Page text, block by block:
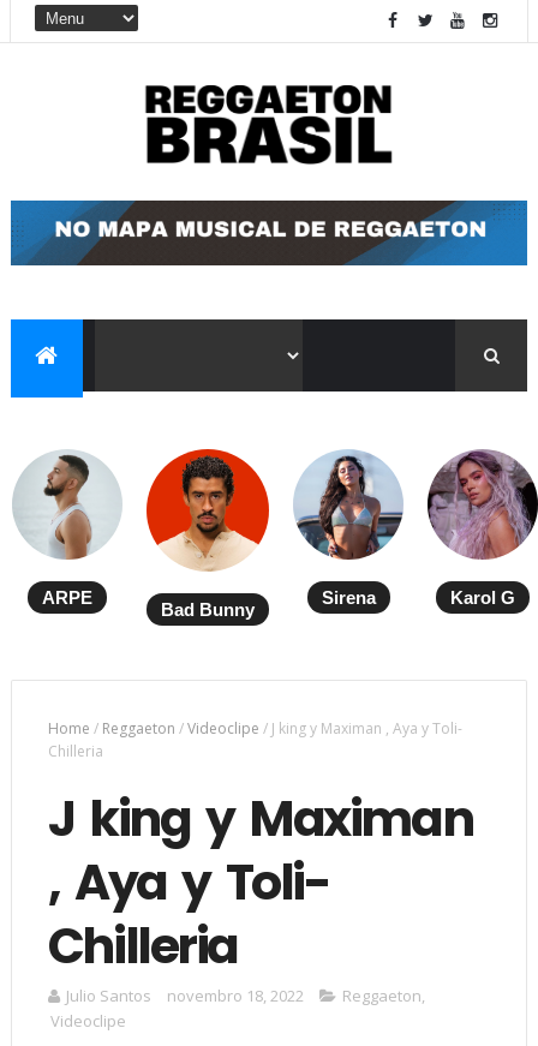
ARPE
Bad Bunny
Sirena Karol G
Home / Reggaeton /Videoclipe / J king y Maximan , Aya y Toli-
Chilleria
J king y Maximan
, Aya y Toli-
Chilleria
Julio Santos novembro 18, 2022 Reggaeton,
Videoclipe